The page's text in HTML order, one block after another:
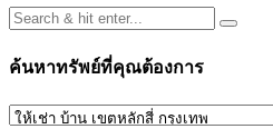
ค้นหาทรัพย์ที่คุณต้องการ
ค้นหา